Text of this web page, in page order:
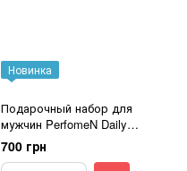
Новинка
Подарочный набор для
мужчин PerfomeN Daily
Shampoo 250ml + QM Matte
Clay 100ml
700 грн